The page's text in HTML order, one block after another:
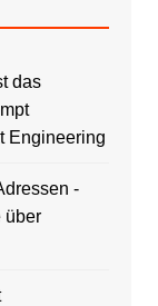
das
Engineering
-
über